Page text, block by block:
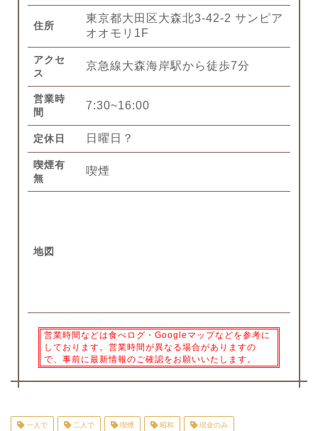
住所
東京都大田区大森北3-42-2 サンピア
オオモリ1F
アクセ
ス
京急線大森海岸駅から徒歩7分
営業時
間
7:30~16:00
定休日 日曜日？
喫煙有
無
喫煙
地図
営業時間などは食べログ・Googleマップなどを参考に
しております。営業時間が異なる場合がありますの
で、事前に最新情報のご確認をお願いいたします。
一人で 二人で 喫煙 昭和 現金のみ